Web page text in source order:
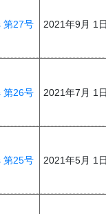
第27号 2021年9月 1日
第26号 2021年7月 1日
第25号 2021年5月 1日